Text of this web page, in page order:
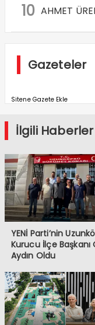
10 AHMET
Gazeteler
Sitene Gazete Ekle
İlgili Haberler
YENİ Parti’nin
Kurucu İlçe
Aydın Oldu